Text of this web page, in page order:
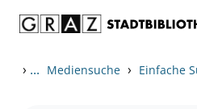
› ... Mediensuche › Einfache